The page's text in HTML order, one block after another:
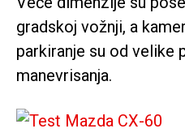
gradskoj vožnji, a
parkiranje su od velike
manevrisanja.